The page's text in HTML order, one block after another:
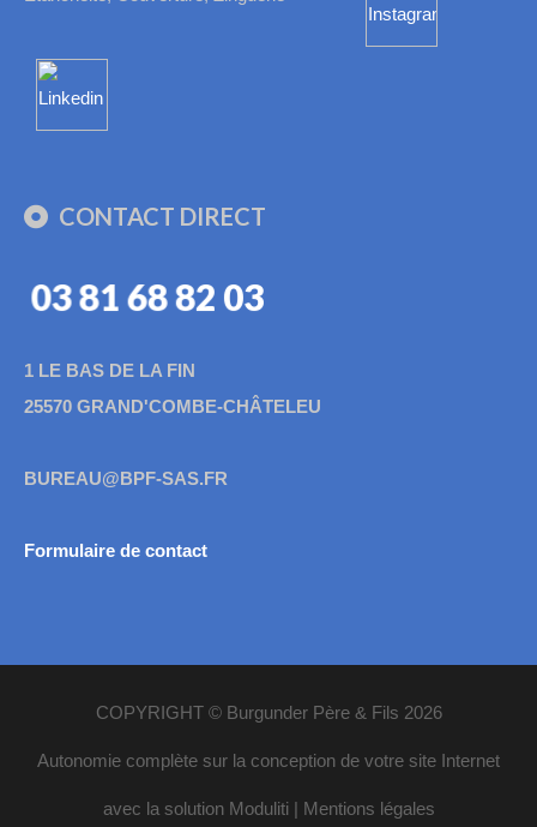
CONTACT DIRECT
03 81 68 82 03
1 LE BAS DE LA FIN
25570 GRAND'COMBE-CHÂTELEU
BUREAU@BPF-SAS.FR
Formulaire de contact
COPYRIGHT © Burgunder Père & Fils 2026
Autonomie complète sur la conception de votre site Internet
avec la solution Moduliti | Mentions légales